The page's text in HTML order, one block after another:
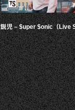
鋭児 – $uper $onic（Live